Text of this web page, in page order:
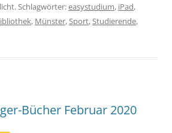
Schlagwörter:easystudium, iPad,
, Münster,Sport,Studierende,
Bücher Februar 2020